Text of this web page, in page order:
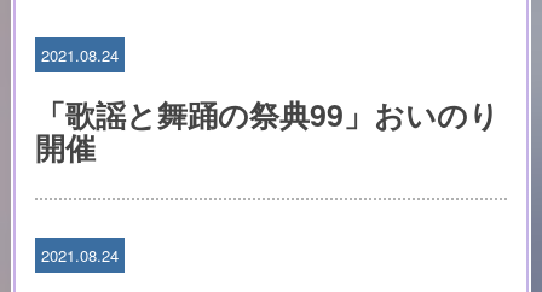
2021.08.24
「歌謡と舞踊の祭典99」おいのり
開催
2021.08.24